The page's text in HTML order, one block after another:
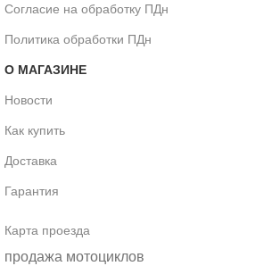
Согласие на обработку ПДн
Политика обработки ПДн
О МАГАЗИНЕ
Новости
Как купить
Доставка
Гарантия
Карта проезда
продажа мотоциклов